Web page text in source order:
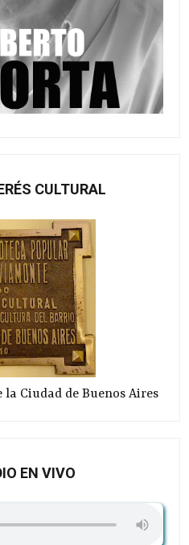
CULTURAL
Ciudad de Buenos Aires
EN VIVO